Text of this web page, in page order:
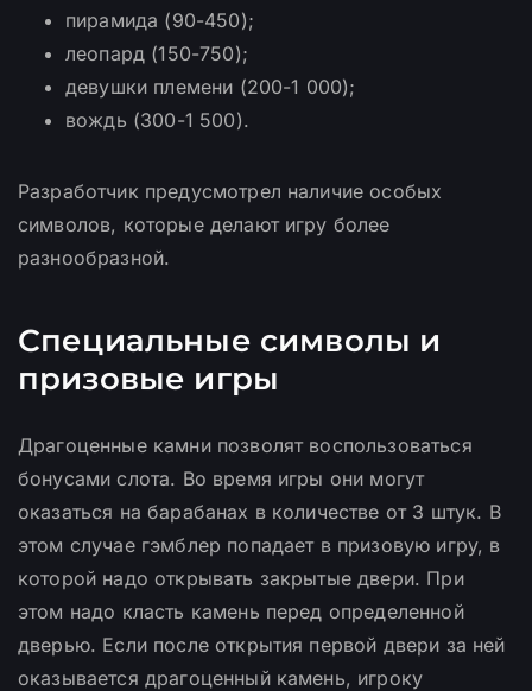
пирамида (90-450);
леопард (150-750);
девушки племени (200-1 000);
вождь (300-1 500).
Разработчик предусмотрел наличие особых
символов, которые делают игру более
разнообразной.
Специальные символы и
призовые игры
Драгоценные камни позволят воспользоваться
бонусами слота. Во время игры они могут
оказаться на барабанах в количестве от 3 штук. В
этом случае гэмблер попадает в призовую игру, в
которой надо открывать закрытые двери. При
этом надо класть камень перед определенной
дверью. Если после открытия первой двери за ней
оказывается драгоценный камень, игроку